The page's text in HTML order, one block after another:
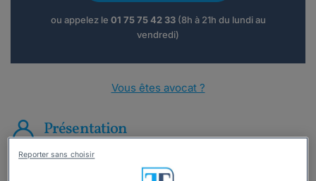
ou appelez le 01 75 75 42 33(8h à 21h du lundi au
vendredi)
Vous êtes avocat ?
Présentation
Avocat plaidant et Enseignant,Maître Anthony BEM
Reporter sans choisir